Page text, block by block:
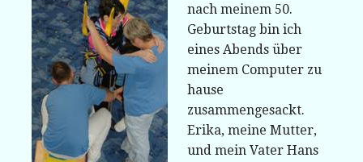
nach meinem 50.
Geburtstag bin ich
eines Abends über
meinem Computer zu
hause
zusammengesackt.
Erika, meine Mutter,
und mein Vater Hans